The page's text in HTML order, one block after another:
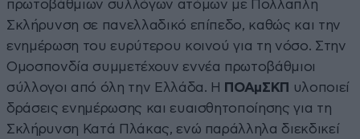
πρωτοβάθμιων συλλόγων ατόμων με Πολλαπλή
Σκλήρυνση σε πανελλαδικό επίπεδο, καθώς και την
ενημέρωση του ευρύτερου κοινού για τη νόσο. Στην
Ομοσπονδία συμμετέχουν εννέα πρωτοβάθμιοι
σύλλογοι από όλη την Ελλάδα. Η ΠΟΑμΣΚΠ υλοποιεί
δράσεις ενημέρωσης και ευαισθητοποίησης για τη
Σκλήρυνση Κατά Πλάκας, ενώ παράλληλα διεκδικεί